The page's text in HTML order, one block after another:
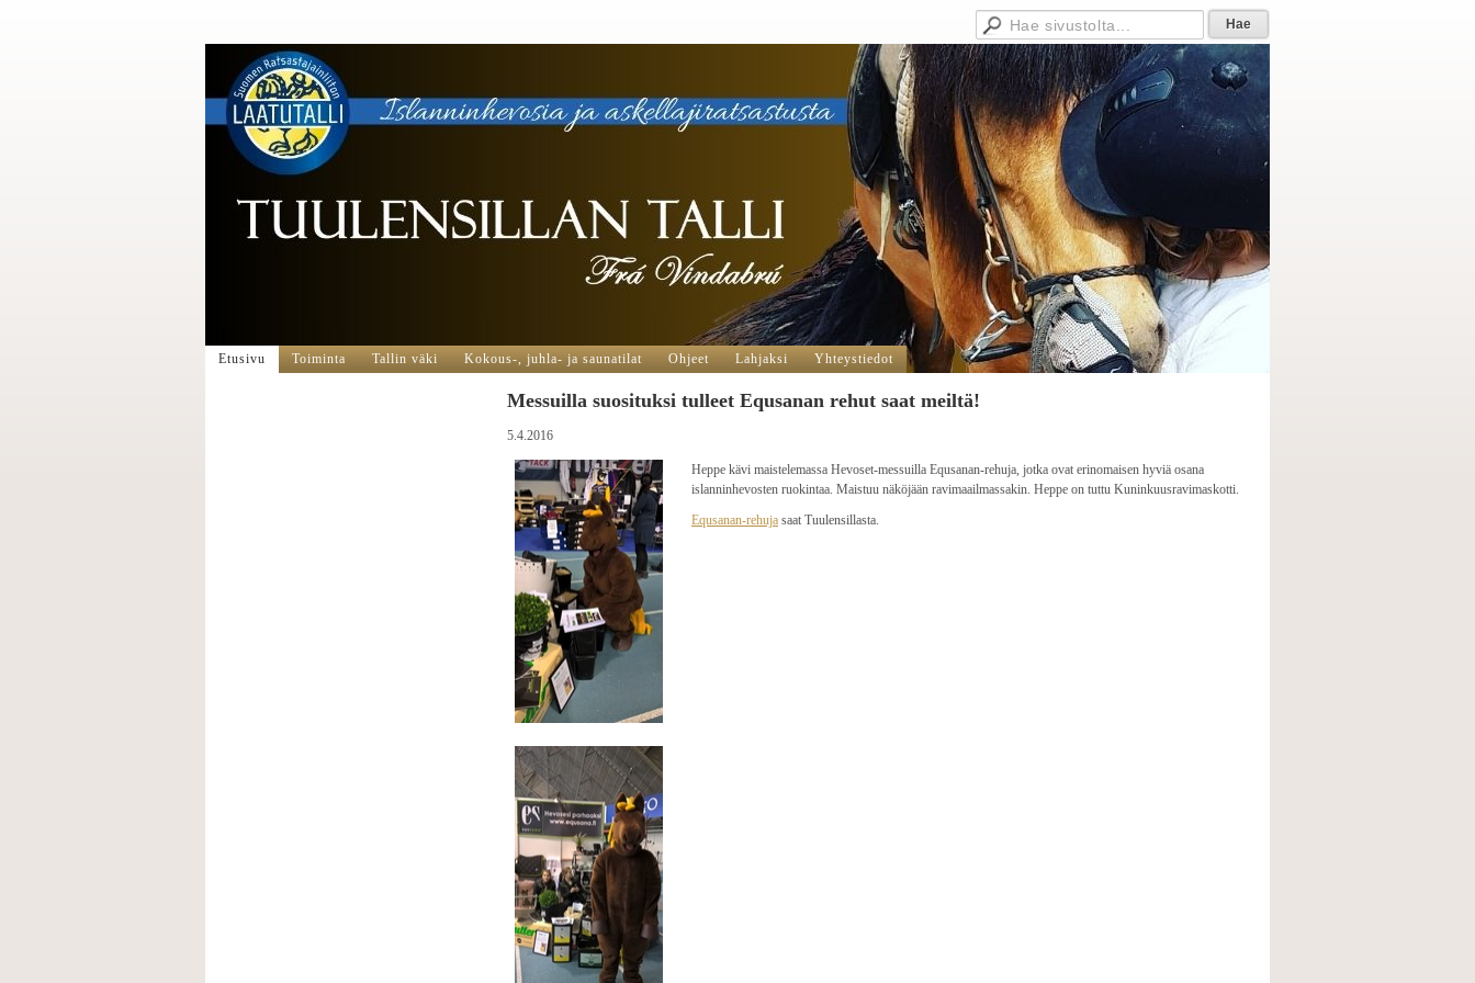
Etusivu Toiminta Tallin väki Kokous-, juhla- ja saunatilat Ohjeet Lahjaksi Yhteystiedot
Messuilla suosituksi tulleet Equsanan rehut saat meiltä!
5.4.2016
Heppe kävi maistelemassa Hevoset-messuilla Equsanan-rehuja, jotka ovat erinomaisen hyviä osana
islanninhevosten ruokintaa. Maistuu näköjään ravimaailmassakin. Heppe on tuttu Kuninkuusravimaskotti.
Equsanan-rehuja saat Tuulensillasta.